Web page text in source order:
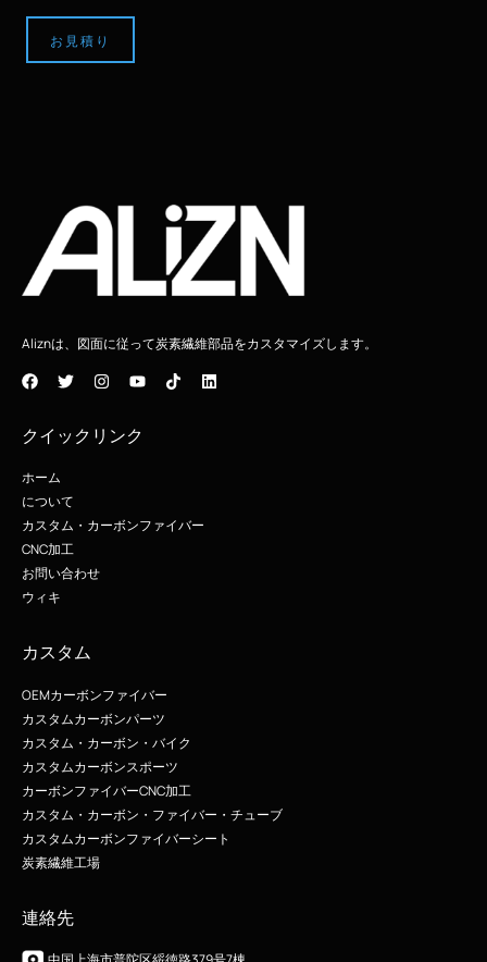
ー
お見積り
Aliznは、図面に従って炭素繊維部品をカスタマイズします。
クイックリンク
ホーム
について
カスタム・カーボンファイバー
CNC加工
お問い合わせ
ウィキ
カスタム
OEMカーボンファイバー
カスタムカーボンパーツ
カスタム・カーボン・バイク
カスタムカーボンスポーツ
カーボンファイバーCNC加工
カスタム・カーボン・ファイバー・チューブ
カスタムカーボンファイバーシート
炭素繊維工場
連絡先